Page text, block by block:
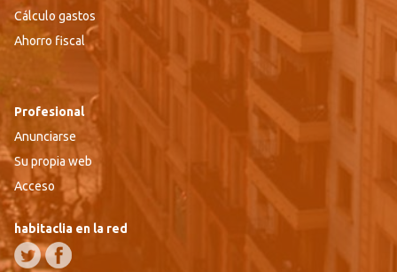
Cálculo gastos
Ahorro fiscal
Profesional
Anunciarse
Su propia web
Acceso
habitaclia en la red